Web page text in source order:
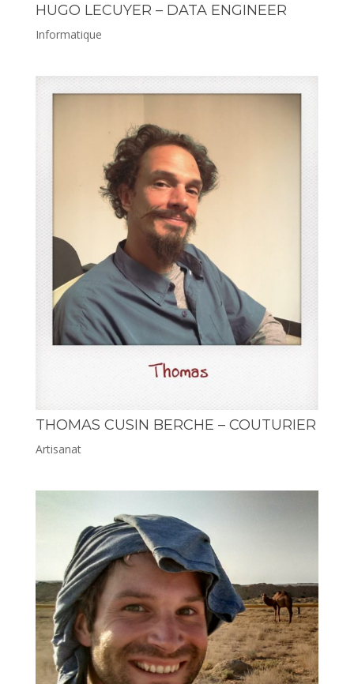
HUGO LECUYER – DATA ENGINEER
Informatique
THOMAS CUSIN BERCHE – COUTURIER
Artisanat